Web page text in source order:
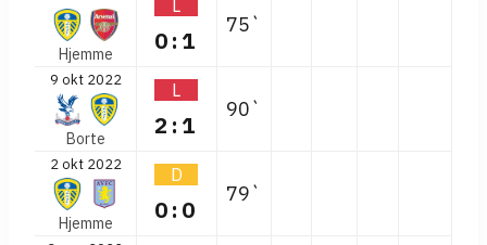
Hjemme
L
0:1
75`
9 okt 2022
Borte
L
2:1
90`
2 okt 2022
Hjemme
D
0:0
79`